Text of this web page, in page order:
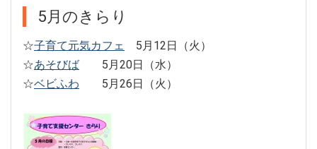
5月のきらり
☆子育て元気カフェ
5月12日（火）
☆あそびば 5月20日（水）
☆ベビふわ 5月26日（火）